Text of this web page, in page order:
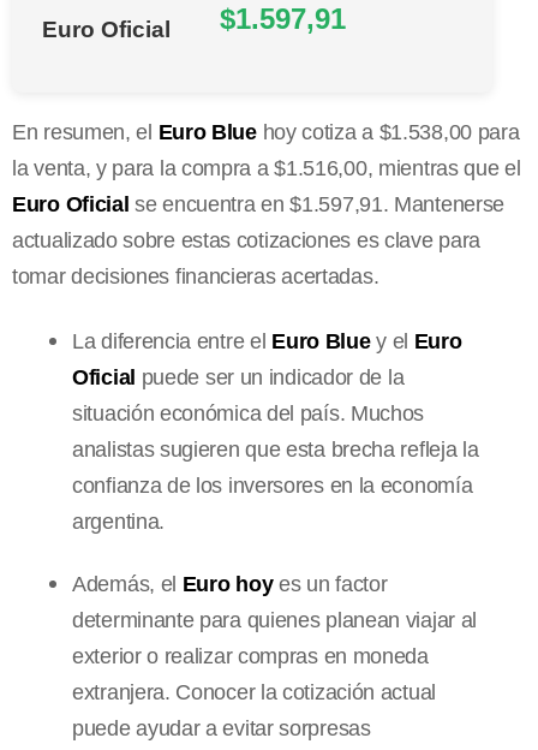
Euro Oficial $1.597,91
En resumen, el Euro Bluehoy cotiza a $1.538,00 para
la venta, y para la compra a $1.516,00, mientras que el
Euro Oficial se encuentra en $1.597,91. Mantenerse
actualizado sobre estas cotizaciones es clave para
tomar decisiones financieras acertadas.
La diferencia entre el Euro Bluey el Euro
Oficial puede ser un indicador de la
situación económica del país. Muchos
analistas sugieren que esta brecha refleja la
confianza de los inversores en la economía
argentina.
Además, el Euro hoyes un factor
determinante para quienes planean viajar al
exterior o realizar compras en moneda
extranjera. Conocer la cotización actual
puede ayudar a evitar sorpresas